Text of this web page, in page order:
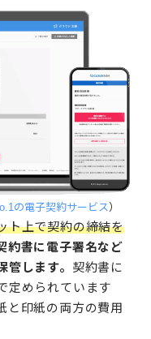
の電子契約サービス）
ト上で契約の締結を
約書に電子署名など
します。 契約書に
定められています
と印紙の両方の費用